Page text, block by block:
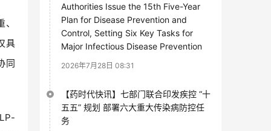
具
同
Authorities Issue the 15th Five-Year
Plan for Disease Prevention and
Control, Setting Six Key Tasks for
Major Infectious Disease Prevention
2026年7月28日 08:31
【药时代快讯】七部门联合印发疾控 “十
五五” 规划 部署六大重大传染病防控任
务